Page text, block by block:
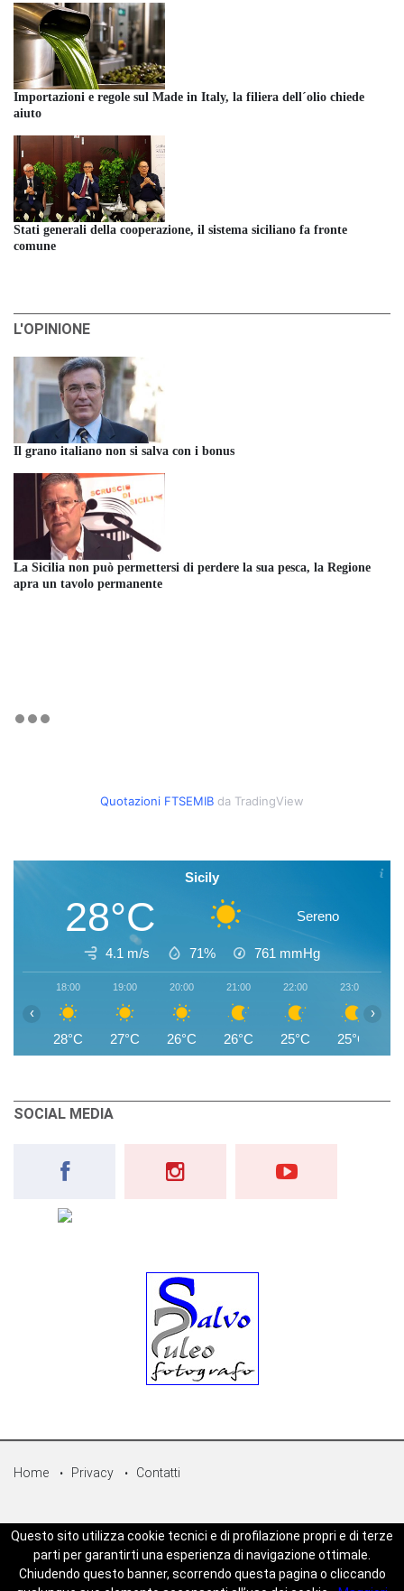
Importazioni e regole sul Made in Italy, la filiera dell´olio chiede
aiuto
Stati generali della cooperazione, il sistema siciliano fa fronte
comune
L'OPINIONE
Il grano italiano non si salva con i bonus
La Sicilia non può permettersi di perdere la sua pesca, la Regione
apra un tavolo permanente
Quotazioni FTSEMIB da TradingView
Sicily
28°C Sereno
4.1 m/s 71% 761 mmHg
18:00
28°C
19:00
27°C
20:00
26°C
21:00
26°C
22:00
25°C
23:00
25°C
‹ ›
SOCIAL MEDIA
Home Privacy Contatti
© Copyright 2026 - Sicilpress Publisher soc.coop - P.Iva:
07050860829 - WEBSICILIANEWS è una testata registrata - Aut. del
tribunale di Palermo n.5 del 18/05/2023 - Direttore Responsabile
Joseph Zambito - Powered by Mt-Web Agency
Questo sito utilizza cookie tecnici e di profilazione propri e di terze
parti per garantirti una esperienza di navigazione ottimale.
Chiudendo questo banner, scorrendo questa pagina o cliccando